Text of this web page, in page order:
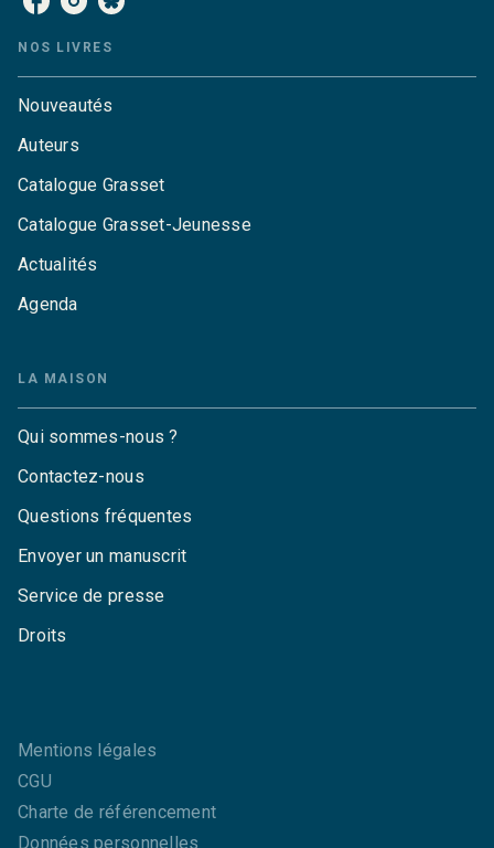
NOS LIVRES
Nouveautés
Auteurs
Catalogue Grasset
Catalogue Grasset-Jeunesse
Actualités
Agenda
LA MAISON
Qui sommes-nous ?
Contactez-nous
Questions fréquentes
Envoyer un manuscrit
Service de presse
Droits
Mentions légales
CGU
Charte de référencement
Données personnelles